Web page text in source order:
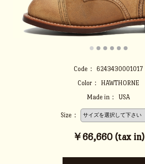
Code：
6243430001017
Color：
HAWTHORNE
Made in：
USA
Size：
￥66,660 (tax in)